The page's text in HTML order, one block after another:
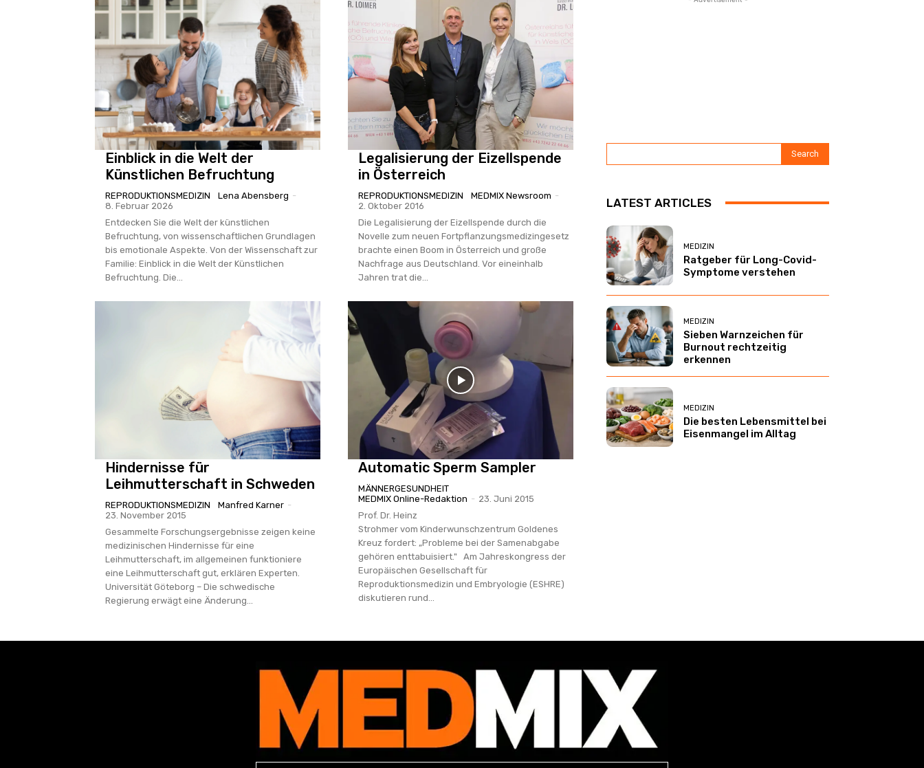
Einblick in die Welt der
Künstlichen Befruchtung
REPRODUKTIONSMEDIZIN Lena Abensberg -
8. Februar 2026
Entdecken Sie die Welt der künstlichen
Befruchtung, von wissenschaftlichen Grundlagen
bis emotionale Aspekte. Von der Wissenschaft zur
Familie: Einblick in die Welt der Künstlichen
Befruchtung. Die...
Legalisierung der Eizellspende
in Österreich
REPRODUKTIONSMEDIZIN MEDMIX Newsroom -
2. Oktober 2016
Die Legalisierung der Eizellspende durch die
Novelle zum neuen Fortpflanzungsmedizingesetz
brachte einen Boom in Österreich und große
Nachfrage aus Deutschland. Vor eineinhalb
Jahren trat die...
Hindernisse für
Leihmutterschaft in Schweden
REPRODUKTIONSMEDIZIN Manfred Karner -
23. November 2015
Gesammelte Forschungsergebnisse zeigen keine
medizinischen Hindernisse für eine
Leihmutterschaft, im allgemeinen funktioniere
eine Leihmutterschaft gut, erklären Experten.
Universität Göteborg – Die schwedische
Regierung erwägt eine Änderung...
Automatic Sperm Sampler
MÄNNERGESUNDHEIT
MEDMIX Online-Redaktion - 23. Juni 2015
Prof. Dr. Heinz
Strohmer vom Kinderwunschzentrum Goldenes
Kreuz fordert: „Probleme bei der Samenabgabe
gehören enttabuisiert." Am Jahreskongress der
Europäischen Gesellschaft für
Reproduktionsmedizin und Embryologie (ESHRE)
diskutieren rund...
Search
LATEST ARTICLES
MEDIZIN
Ratgeber für Long-Covid-
Symptome verstehen
MEDIZIN
Sieben Warnzeichen für
Burnout rechtzeitig
erkennen
MEDIZIN
Die besten Lebensmittel bei
Eisenmangel im Alltag